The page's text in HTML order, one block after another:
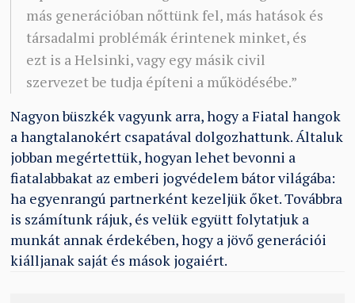
más generációban nőttünk fel, más hatások és
társadalmi problémák érintenek minket, és
ezt is a Helsinki, vagy egy másik civil
szervezet be tudja építeni a működésébe.”
Nagyon büszkék vagyunk arra, hogy a Fiatal hangok
a hangtalanokért csapatával dolgozhattunk. Általuk
jobban megértettük, hogyan lehet bevonni a
fiatalabbakat az emberi jogvédelem bátor világába:
ha egyenrangú partnerként kezeljük őket. Továbbra
is számítunk rájuk, és velük együtt folytatjuk a
munkát annak érdekében, hogy a jövő generációi
kiálljanak saját és mások jogaiért.